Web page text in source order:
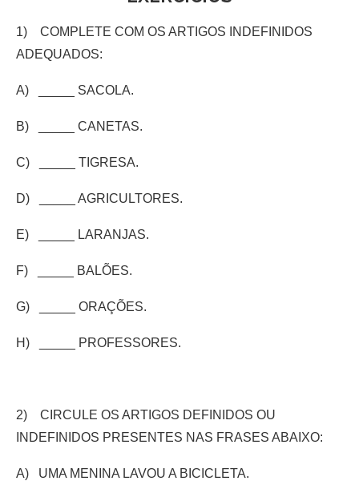
1) COMPLETE COM OS ARTIGOS INDEFINIDOS
ADEQUADOS:
A) _____ SACOLA.
B) _____ CANETAS.
C) _____ TIGRESA.
D) _____ AGRICULTORES.
E) _____ LARANJAS.
F) _____ BALÕES.
G) _____ ORAÇÕES.
H) _____ PROFESSORES.
2) CIRCULE OS ARTIGOS DEFINIDOS OU
INDEFINIDOS PRESENTES NAS FRASES ABAIXO:
A) UMA MENINA LAVOU A BICICLETA.